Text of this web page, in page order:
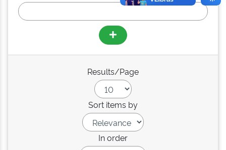
Results/Page
Sort items by
In order